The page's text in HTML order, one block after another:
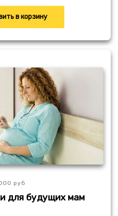
в корзину
руб
для будущих мам